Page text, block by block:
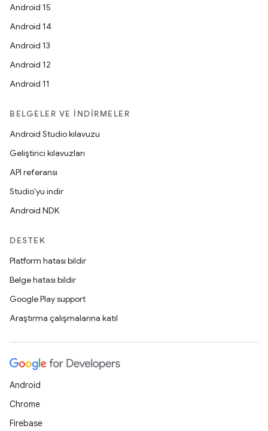
Android 15
Android 14
Android 13
Android 12
Android 11
BELGELER VE İNDIRMELER
Android Studio kılavuzu
Geliştirici kılavuzları
API referansı
Studio'yu indir
Android NDK
DESTEK
Platform hatası bildir
Belge hatası bildir
Google Play support
Araştırma çalışmalarına katıl
Android
Chrome
Firebase